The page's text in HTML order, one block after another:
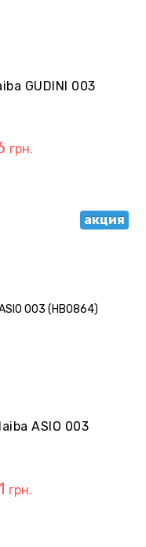
GUDINI 003
грн.
акция
ASIO 003
грн.